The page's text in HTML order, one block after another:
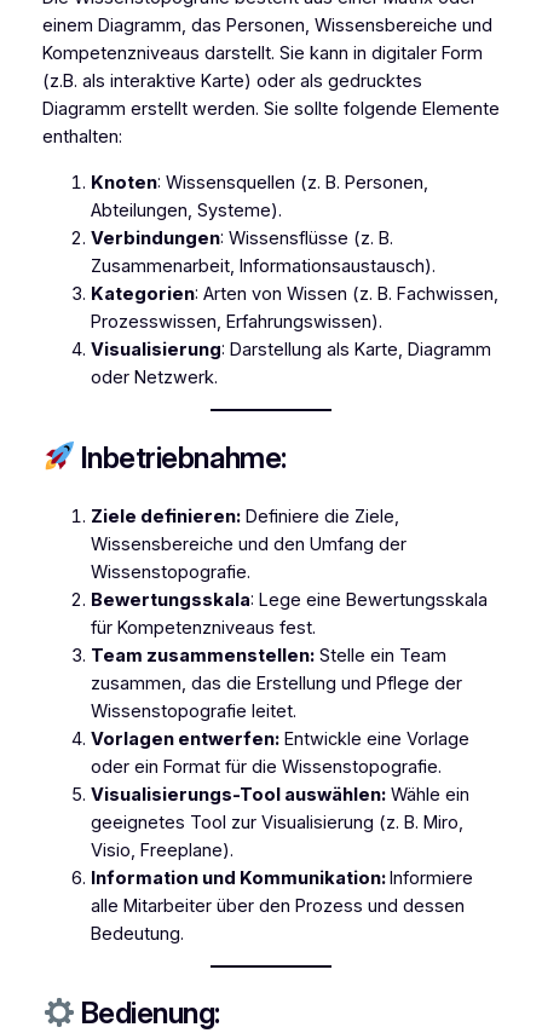
einem Diagramm, das Personen, Wissensbereiche und
Kompetenzniveaus darstellt. Sie kann in digitaler Form
(z.B. als interaktive Karte) oder als gedrucktes
Diagramm erstellt werden. Sie sollte folgende Elemente
enthalten:
Knoten: Wissensquellen (z. B. Personen,
Abteilungen, Systeme).
Verbindungen: Wissensflüsse (z. B.
Zusammenarbeit, Informationsaustausch).
Kategorien: Arten von Wissen (z. B. Fachwissen,
Prozesswissen, Erfahrungswissen).
Visualisierung: Darstellung als Karte, Diagramm
oder Netzwerk.
Inbetriebnahme:
Ziele definieren:Definiere die Ziele,
Wissensbereiche und den Umfang der
Wissenstopografie.
Bewertungsskala: Lege eine Bewertungsskala
für Kompetenzniveaus fest.
Team zusammenstellen:Stelle ein Team
zusammen, das die Erstellung und Pflege der
Wissenstopografie leitet.
Vorlagen entwerfen:Entwickle eine Vorlage
oder ein Format für die Wissenstopografie.
Visualisierungs-Tool auswählen:Wähle ein
geeignetes Tool zur Visualisierung (z. B. Miro,
Visio, Freeplane).
Information und Kommunikation:Informiere
alle Mitarbeiter über den Prozess und dessen
Bedeutung.
Bedienung: